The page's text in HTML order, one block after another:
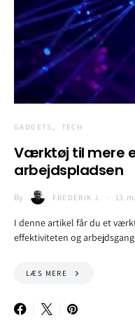
GADGETS TECH
Værktøj til mere
arbejdspladsen
By FREDERIK J. 13.
I denne artikel får du et
effektiviteten og
LÆS MERE